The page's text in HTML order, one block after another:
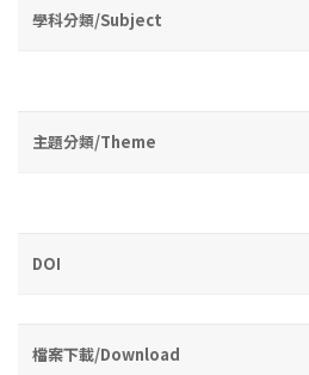
學科分類/Subject
主題分類/Theme
DOI
檔案下載/Download